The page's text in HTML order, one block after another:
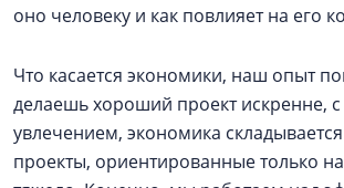
оно человеку и как повлияет на его
Что касается экономики, наш опыт
делаешь хороший проект искренне,
увлечением, экономика
проекты, ориентированные только